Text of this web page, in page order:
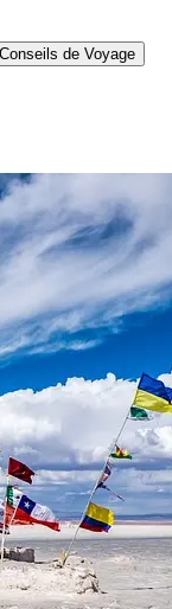
Conseils de Voyage